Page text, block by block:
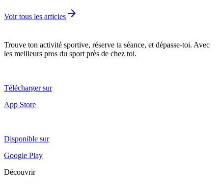
Voir tous les articles arrow_forward
Trouve ton activité sportive, réserve ta séance, et dépasse-toi. Avec
les meilleurs pros du sport près de chez toi.
Télécharger sur
App Store
Disponible sur
Google Play
Découvrir